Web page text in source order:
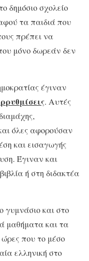
δημόσιο σχολείο
τα παιδιά που
πρέπει να
μόνο δωρεάν δεν
έγιναν
. Αυτές
όλες αφορούσαν
και εισαγωγής
Έγιναν και
ή στη διδακτέα
γυμνάσιο και στο
μαθήματα και τα
ώρες που το μέσο
ελληνική στο